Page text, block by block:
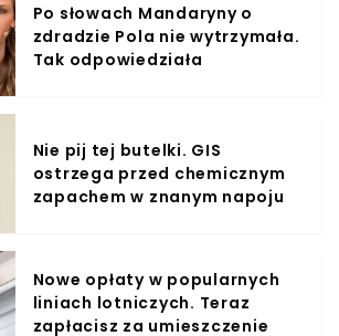
Po słowach Mandaryny o
zdradzie Pola nie wytrzymała.
Tak odpowiedziała
Nie pij tej butelki. GIS
ostrzega przed chemicznym
zapachem w znanym napoju
Nowe opłaty w popularnych
liniach lotniczych. Teraz
zapłacisz za umieszczenie